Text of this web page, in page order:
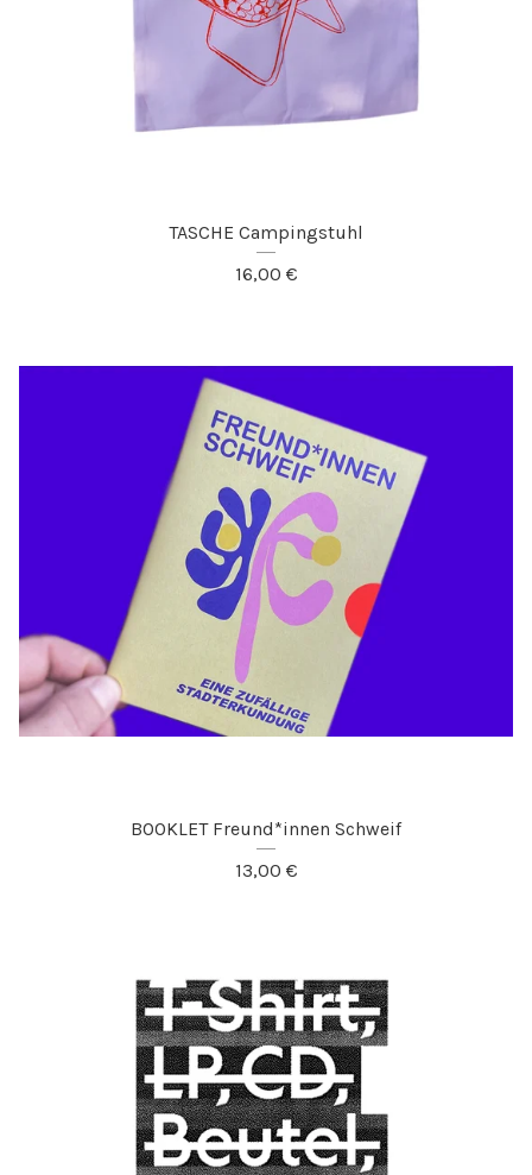
TASCHE Campingstuhl
16,00 €
BOOKLET Freund*innen Schweif
13,00 €